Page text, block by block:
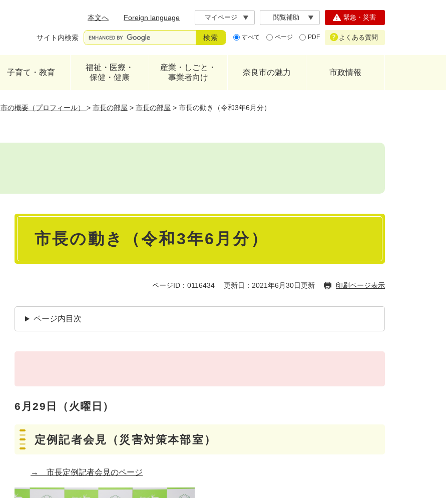
本文へ
Foreign language マイページ 閲覧補助
サイト内検索 すべて ページ PDF
緊急・災害
よくある質問
子育て・教育
福祉・医療・
保健・健康
産業・しごと・
事業者向け
奈良市の魅力 市政情報
市の概要（プロフィール） > 市長の部屋 > 市長の部屋 > 市長の動き（令和3年6月分）
本
市長の動き（令和3年6月分）
ページID：0116434 更新日：2021年6月30日更新 印刷ページ表示
ページ内目次
6月29日（火曜日）
定例記者会見（災害対策本部室）
→ 市長定例記者会見のページ